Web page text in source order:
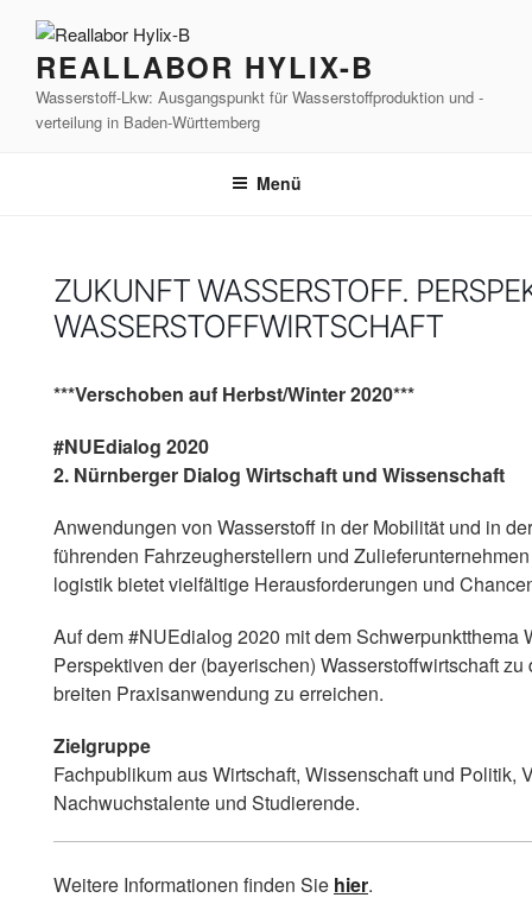
Inhalt
springenREALLABOR HYLIX-B
Wasserstoff-Lkw: Ausgangspunkt für Wasserstoffproduktion und -
verteilung in Baden-Württemberg
Menü
ZUKUNFT WASSERSTOFF.
WASSERSTOFFWIRTSCHAFT
***Verschoben auf Herbst/Winter 2020***
#NUEdialog 2020
2. Nürnberger Dialog Wirtschaft und Wissenschaft
Anwendungen von Wasserstoff in der Mobilität und in
führenden Fahrzeugherstellern und
logistik bietet vielfältige Herausforderungen und
Auf dem #NUEdialog 2020 mit dem
Perspektiven der (bayerischen) Wasserstoffwirtschaft
breiten Praxisanwendung zu erreichen.
Zielgruppe
Fachpublikum aus Wirtschaft, Wissenschaft und
Nachwuchstalente und Studierende.
Weitere Informationen finden Sie hier.